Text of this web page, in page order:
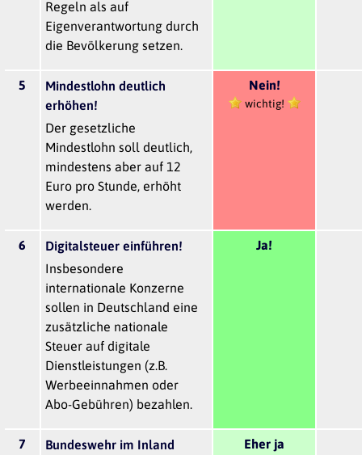
Regeln als auf
Eigenverantwortung durch
die Bevölkerung setzen.
5
Mindestlohn deutlich
erhöhen!
Der gesetzliche
Mindestlohn soll deutlich,
mindestens aber auf 12
Euro pro Stunde, erhöht
werden.
Nein!
wichtig!
6
Digitalsteuer einführen!
Insbesondere
internationale Konzerne
sollen in Deutschland eine
zusätzliche nationale
Steuer auf digitale
Dienstleistungen (z.B.
Werbeeinnahmen oder
Abo-Gebühren) bezahlen.
Ja!
7
Bundeswehr im Inland
Eher ja